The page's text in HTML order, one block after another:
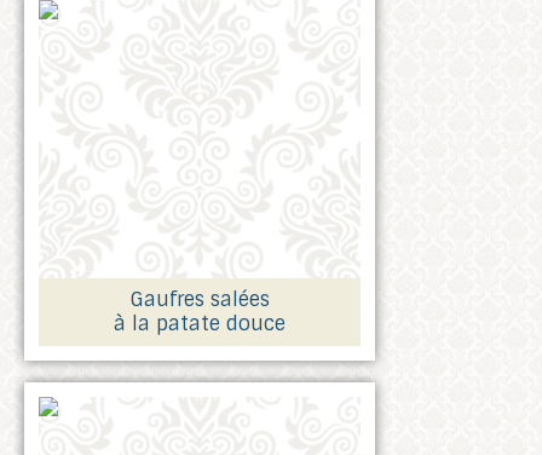
Gaufres salées
à la patate douce